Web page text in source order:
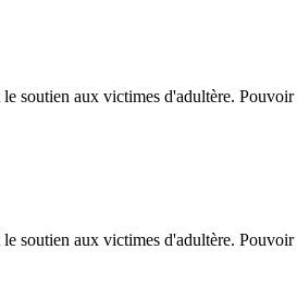
soutien aux victimes d'adultère.
soutien aux victimes d'adultère.